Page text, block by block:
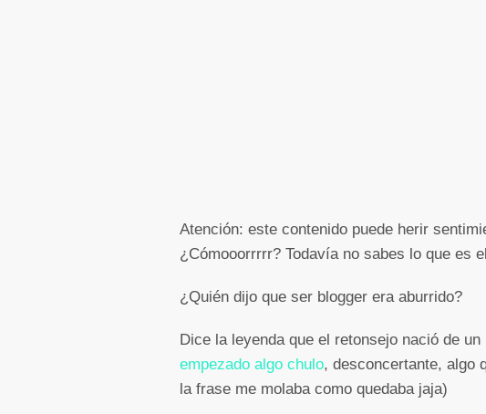
Atención: este contenido puede herir
¿Cómooorrrrr? Todavía no sabes lo que es
¿Quién dijo que ser blogger era aburrido?
Dice la leyenda que el retonsejo nació de
empezado algo chulo, desconcertante, algo
la frase me molaba como quedaba jaja)